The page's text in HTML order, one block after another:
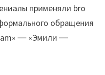
применяли bro
обращения
fam» ― «Эмили ―